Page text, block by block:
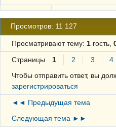
Просмотров: 11 127
Просматривают тему: 1гость,
Страницы 1 2 3 4
Чтобы отправить ответ, вы
зарегистрироваться
◄◄ Предыдущая тема
Следующая тема ►►